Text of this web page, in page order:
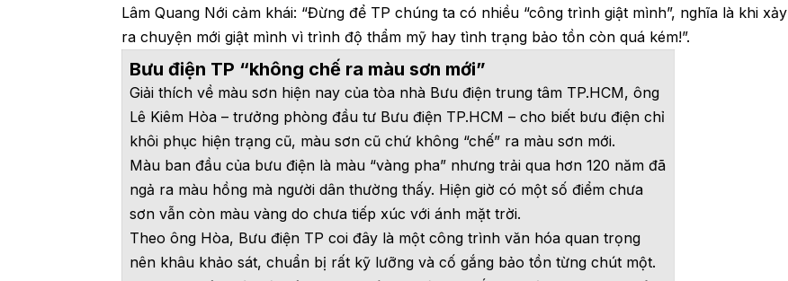
Lâm Quang Nới cảm khái: “Đừng để TP chúng ta có nhiều “công trình giật mình”, nghĩa là khi xảy
ra chuyện mới giật mình vì trình độ thẩm mỹ hay tình trạng bảo tồn còn quá kém!”.
Bưu điện TP “không chế ra màu sơn mới”
Giải thích về màu sơn hiện nay của tòa nhà Bưu điện trung tâm TP.HCM, ông
Lê Kiêm Hòa – trưởng phòng đầu tư Bưu điện TP.HCM – cho biết bưu điện chỉ
khôi phục hiện trạng cũ, màu sơn cũ chứ không “chế” ra màu sơn mới.
Màu ban đầu của bưu điện là màu “vàng pha” nhưng trải qua hơn 120 năm đã
ngả ra màu hồng mà người dân thường thấy. Hiện giờ có một số điểm chưa
sơn vẫn còn màu vàng do chưa tiếp xúc với ánh mặt trời.
Theo ông Hòa, Bưu điện TP coi đây là một công trình văn hóa quan trọng
nên khâu khảo sát, chuẩn bị rất kỹ lưỡng và cố gắng bảo tồn từng chút một.